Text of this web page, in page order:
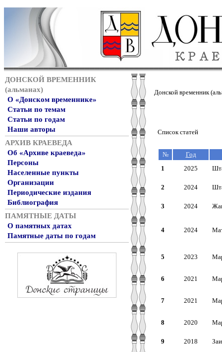
ДОНСКОЙ ВРЕМЕННИК
(альманах)
О «Донском временнике»
Статьи по темам
Статьи по годам
Наши авторы
АРХИВ КРАЕВЕДА
Об «Архиве краеведа»
Персоны
Населенные пункты
Организации
Периодические издания
Библиография
ПАМЯТНЫЕ ДАТЫ
О памятных датах
Памятные даты по годам
Донской временник
Список статей
№
Год
1
2025
2 2024
3 2024
4 2024
5 2023
6 2021
7 2021
8 2020
9 2018